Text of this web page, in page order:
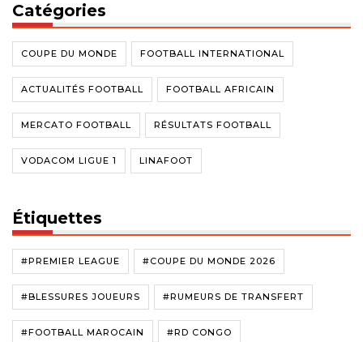
Catégories
COUPE DU MONDE FOOTBALL INTERNATIONAL
ACTUALITÉS FOOTBALL FOOTBALL AFRICAIN
MERCATO FOOTBALL RÉSULTATS FOOTBALL
VODACOM LIGUE 1 LINAFOOT
Étiquettes
#PREMIER LEAGUE #COUPE DU MONDE 2026
#BLESSURES JOUEURS #RUMEURS DE TRANSFERT
#FOOTBALL MAROCAIN #RD CONGO